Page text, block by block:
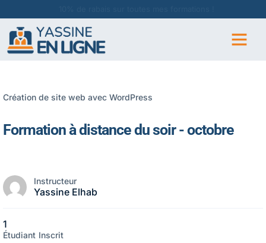
Création de site web avec WordPress
Formation à distance du soir - octobre
Instructeur
Yassine Elhab
1
Étudiant Inscrit